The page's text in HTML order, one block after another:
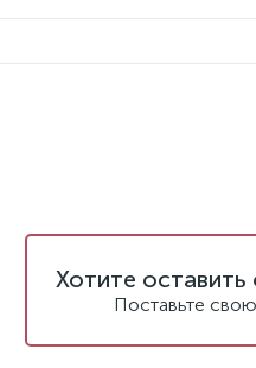
Хотите оставить
Поставьте